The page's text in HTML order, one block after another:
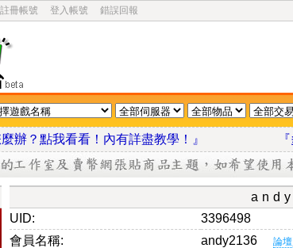
註冊帳號 登入帳號 錯誤回報
麼辦？點我看看！內有詳盡教學！』
UID:
3396498
會員名稱:
andy2136 論